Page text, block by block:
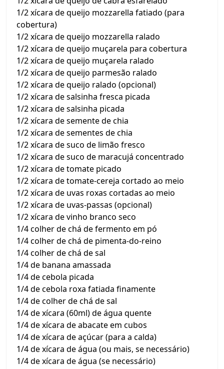
1/2 xícara de queijo mozzarella fatiado (para
cobertura)
1/2 xícara de queijo mozzarella ralado
1/2 xícara de queijo muçarela para cobertura
1/2 xícara de queijo muçarela ralado
1/2 xícara de queijo parmesão ralado
1/2 xícara de queijo ralado (opcional)
1/2 xícara de salsinha fresca picada
1/2 xícara de salsinha picada
1/2 xícara de semente de chia
1/2 xícara de sementes de chia
1/2 xícara de suco de limão fresco
1/2 xícara de suco de maracujá concentrado
1/2 xícara de tomate picado
1/2 xícara de tomate-cereja cortado ao meio
1/2 xícara de uvas roxas cortadas ao meio
1/2 xícara de uvas-passas (opcional)
1/2 xícara de vinho branco seco
1/4 colher de chá de fermento em pó
1/4 colher de chá de pimenta-do-reino
1/4 colher de chá de sal
1/4 de banana amassada
1/4 de cebola picada
1/4 de cebola roxa fatiada finamente
1/4 de colher de chá de sal
1/4 de xícara (60ml) de água quente
1/4 de xícara de abacate em cubos
1/4 de xícara de açúcar (para a calda)
1/4 de xícara de água (ou mais, se necessário)
1/4 de xícara de água (se necessário)